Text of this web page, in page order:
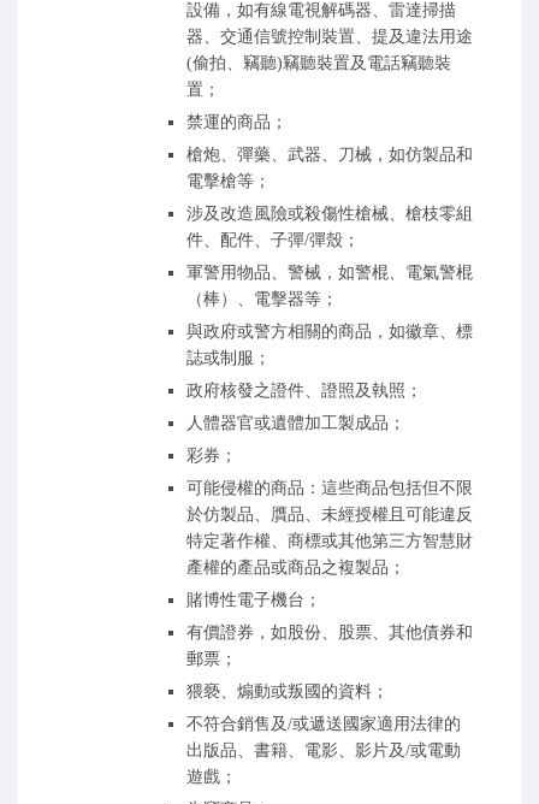
設備，如有線電視解碼器、雷達掃描
器、交通信號控制裝置、提及違法用途
(偷拍、竊聽)竊聽裝置及電話竊聽裝
置；
禁運的商品；
槍炮、彈藥、武器、刀械，如仿製品和
電擊槍等；
涉及改造風險或殺傷性槍械、槍枝零組
件、配件、子彈/彈殼；
軍警用物品、警械，如警棍、電氣警棍
（棒）、電擊器等；
與政府或警方相關的商品，如徽章、標
誌或制服；
政府核發之證件、證照及執照；
人體器官或遺體加工製成品；
彩券；
可能侵權的商品：這些商品包括但不限
於仿製品、贋品、未經授權且可能違反
特定著作權、商標或其他第三方智慧財
產權的產品或商品之複製品；
賭博性電子機台；
有價證券，如股份、股票、其他債券和
郵票；
猥褻、煽動或叛國的資料；
不符合銷售及/或遞送國家適用法律的
出版品、書籍、電影、影片及/或電動
遊戲；